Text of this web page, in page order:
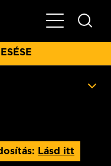
Főmenü
Lásd itt